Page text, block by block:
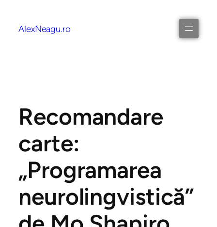
AlexNeagu.ro
Recomandare
carte:
„Programarea
neurolingvistică”